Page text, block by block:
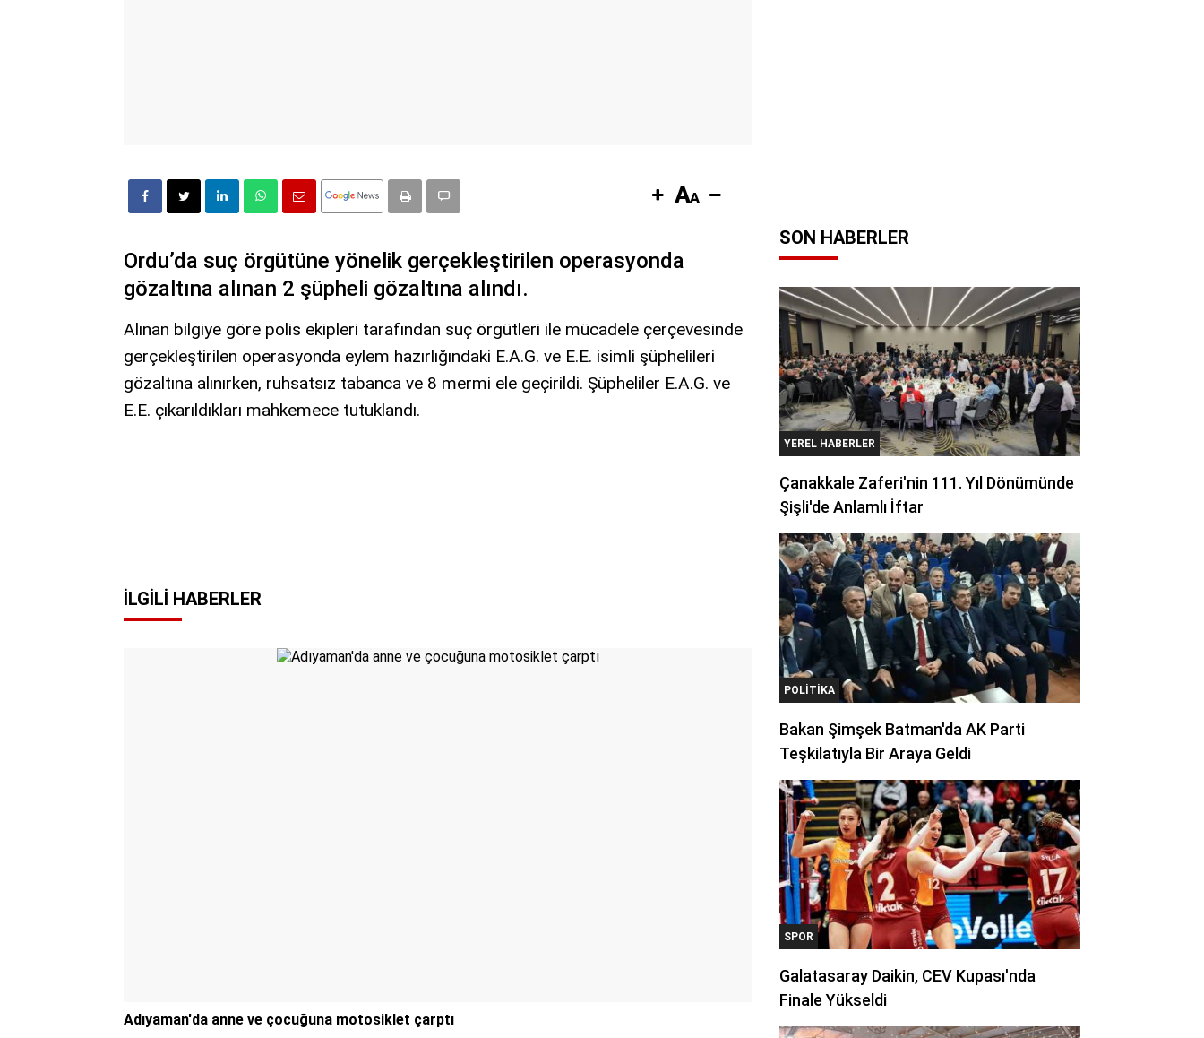
Ordu’da suç örgütüne yönelik gerçekleştirilen operasyonda
gözaltına alınan 2 şüpheli gözaltına alındı.
Alınan bilgiye göre polis ekipleri tarafından suç örgütleri ile mücadele çerçevesinde
gerçekleştirilen operasyonda eylem hazırlığındaki E.A.G. ve E.E. isimli şüphelileri
gözaltına alınırken, ruhsatsız tabanca ve 8 mermi ele geçirildi. Şüpheliler E.A.G. ve
E.E. çıkarıldıkları mahkemece tutuklandı.
İLGILI HABERLER
Adıyaman'da anne ve çocuğuna motosiklet çarptı
SON HABERLER
YEREL HABERLER
Çanakkale Zaferi'nin 111. Yıl Dönümünde
Şişli'de Anlamlı İftar
POLITIKA
Bakan Şimşek Batman'da AK Parti
Teşkilatıyla Bir Araya Geldi
SPOR
Galatasaray Daikin, CEV Kupası'nda
Finale Yükseldi